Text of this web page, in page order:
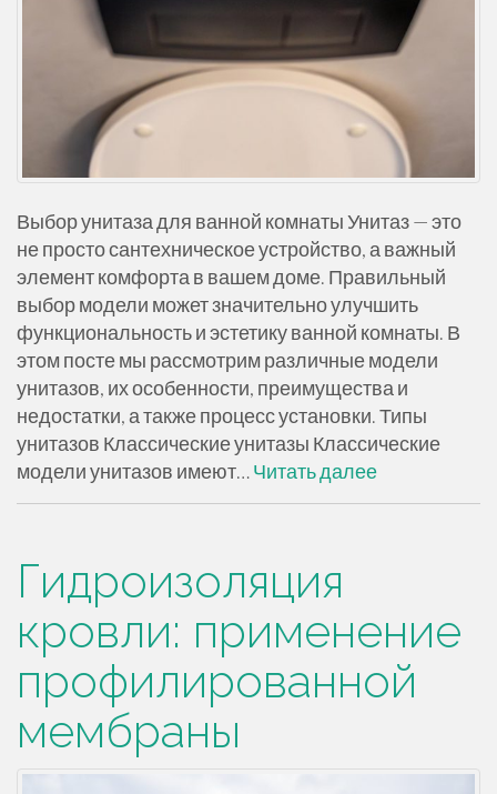
Выбор унитаза для ванной комнаты Унитаз — это
не просто сантехническое устройство, а важный
элемент комфорта в вашем доме. Правильный
выбор модели может значительно улучшить
функциональность и эстетику ванной комнаты. В
этом посте мы рассмотрим различные модели
унитазов, их особенности, преимущества и
недостатки, а также процесс установки. Типы
унитазов Классические унитазы Классические
модели унитазов имеют…Читать далее
Гидроизоляция
кровли: применение
профилированной
мембраны